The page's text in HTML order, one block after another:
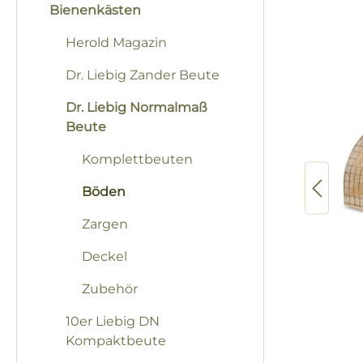
Bienenkästen
Herold Magazin
Dr. Liebig Zander Beute
Dr. Liebig Normalmaß
Beute
Komplettbeuten
Böden
Zargen
Deckel
Zubehör
10er Liebig DN
Kompaktbeute